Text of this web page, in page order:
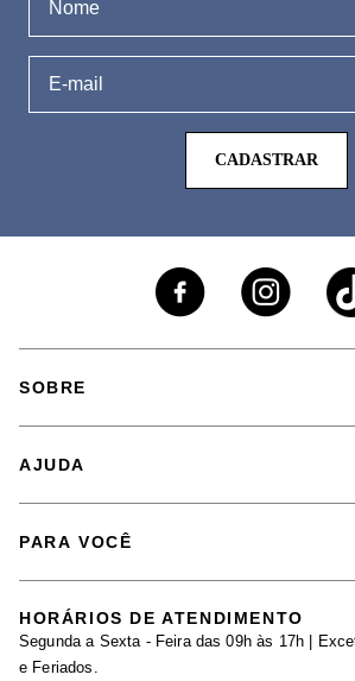
CADASTRAR
SOBRE
Seja um Revendedor
Igualdade Salarial
AJUDA
Minha Conta
Trocas
PARA VOCÊ
Maternidade
HORÁRIOS DE ATENDIMENTO
Segunda a Sexta - Feira das 09h às 17h |
e Feriados.